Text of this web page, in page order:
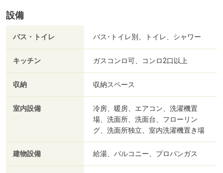
設備
バス・トイレ バス･トイレ別、トイレ、シャワー
キッチン ガスコンロ可、コンロ2口以上
収納 収納スペース
室内設備
冷房、暖房、エアコン、洗濯機置
場、洗面所、洗面台、フローリン
グ、洗面所独立、室内洗濯機置き場
建物設備 給湯、バルコニー、プロパンガス